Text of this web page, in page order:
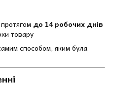
до 14 робочих днів
товару
способом, яким була